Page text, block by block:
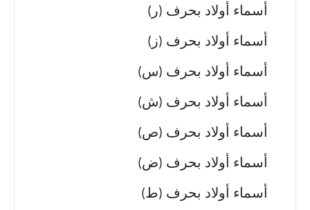
أسماء أولاد بحرف (ر)
أسماء أولاد بحرف (ز)
أسماء أولاد بحرف (س)
أسماء أولاد بحرف (ش)
أسماء أولاد بحرف (ص)
أسماء أولاد بحرف (ض)
أسماء أولاد بحرف (ط)